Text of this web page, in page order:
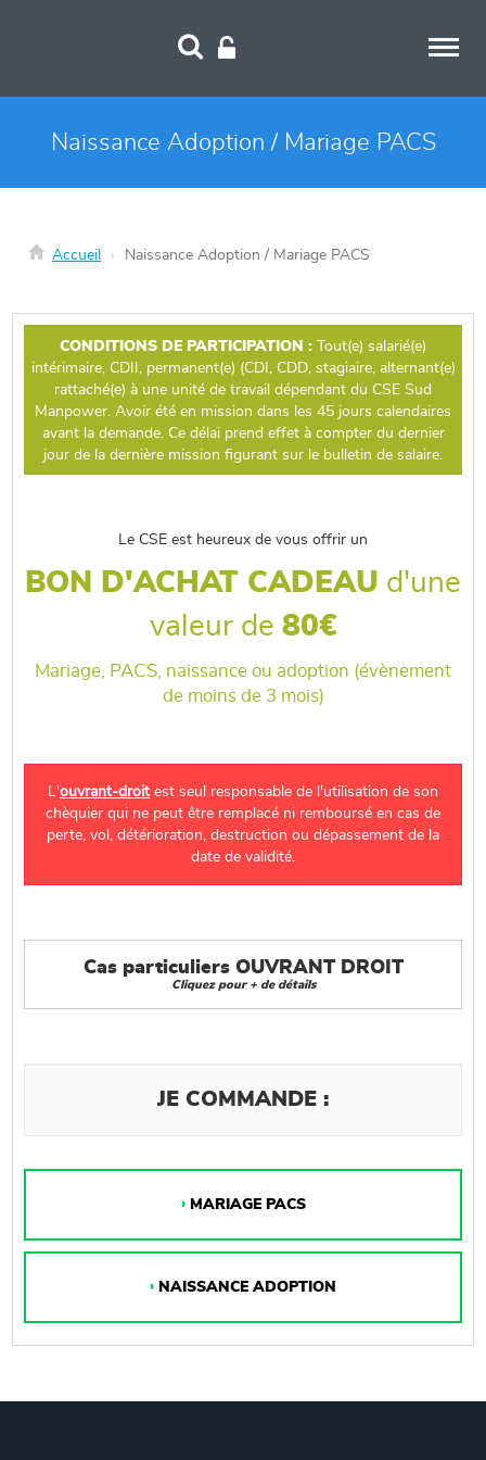
Naissance Adoption / Mariage PACS
Accueil Naissance Adoption / Mariage PACS
CONDITIONS DE PARTICIPATION :
Tout(e) salarié(e)
intérimaire, CDII, permanent(e) (CDI, CDD, stagiaire, alternant(e)
rattaché(e) à une unité de travail dépendant du CSE Sud
Manpower. Avoir été en mission dans les 45 jours calendaires
avant la demande. Ce délai prend effet à compter du dernier
jour de la dernière mission figurant sur le bulletin de salaire.
Le CSE est heureux de vous offrir un
BON D'ACHAT CADEAU d'une
valeur de 80€
Mariage, PACS, naissance ou adoption (évènement
de moins de 3 mois)
L'ouvrant-droitest seul responsable de l'utilisation de son
chèquier qui ne peut être remplacé ni remboursé en cas de
perte, vol, détérioration, destruction ou dépassement de la
date de validité.
Cas particuliers OUVRANT DROIT
Cliquez pour + de détails
JE COMMANDE :
MARIAGE PACS
NAISSANCE ADOPTION